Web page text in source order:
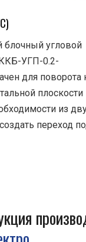
блочный угловой
УГП-0.2-
для поворота
из
переход